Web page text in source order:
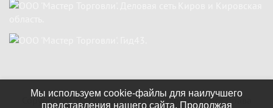
Copyright ©2002 - 2026"Мастер Торговли". Все права
Мы используем cookie-файлы для наилучшего
представления нашего сайта. Продолжая